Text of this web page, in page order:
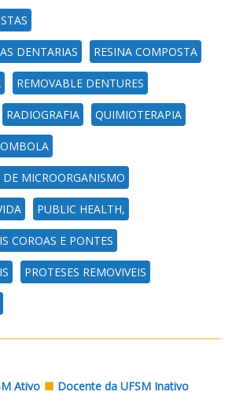
DENTARIAS RESINA COMPOSTA
REMOVABLE DENTURES
RADIOGRAFIA QUIMIOTERAPIA
MICROORGANISMO
PUBLIC HEALTH,
COROAS E PONTES
PROTESES REMOVIVEIS
Ativo
Docente da UFSM Inativo